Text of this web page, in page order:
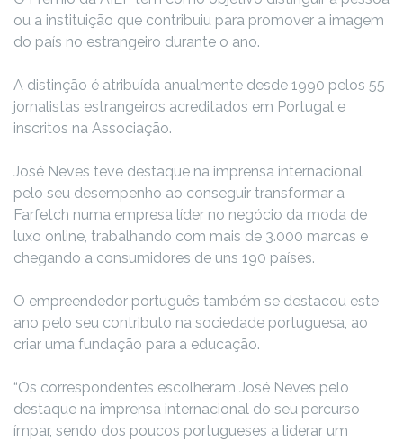
ou a instituição que contribuiu para promover a imagem
do país no estrangeiro durante o ano.
A distinção é atribuída anualmente desde 1990 pelos 55
jornalistas estrangeiros acreditados em Portugal e
inscritos na Associação.
José Neves teve destaque na imprensa internacional
pelo seu desempenho ao conseguir transformar a
Farfetch numa empresa líder no negócio da moda de
luxo online, trabalhando com mais de 3.000 marcas e
chegando a consumidores de uns 190 países.
O empreendedor português também se destacou este
ano pelo seu contributo na sociedade portuguesa, ao
criar uma fundação para a educação.
“Os correspondentes escolheram José Neves pelo
destaque na imprensa internacional do seu percurso
ímpar, sendo dos poucos portugueses a liderar um